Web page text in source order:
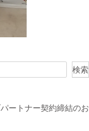
検索
ートナー契約締結のお